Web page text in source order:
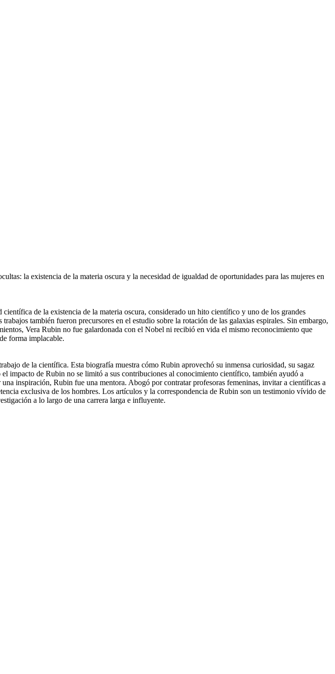
la existencia de la materia oscura y la necesidad de igualdad de oportunidades para las mujeres en
de la existencia de la materia oscura, considerado un hito científico y uno de los grandes
también fueron precursores en el estudio sobre la rotación de las galaxias espirales. Sin embargo,
Vera Rubin no fue galardonada con el Nobel ni recibió en vida el mismo reconocimiento que
forma implacable.
de la científica. Esta biografía muestra cómo Rubin aprovechó su inmensa curiosidad, su sagaz
impacto de Rubin no se limitó a sus contribuciones al conocimiento científico, también ayudó a
inspiración, Rubin fue una mentora. Abogó por contratar profesoras femeninas, invitar a científicas a
exclusiva de los hombres. Los artículos y la correspondencia de Rubin son un testimonio vívido de
a lo largo de una carrera larga e influyente.